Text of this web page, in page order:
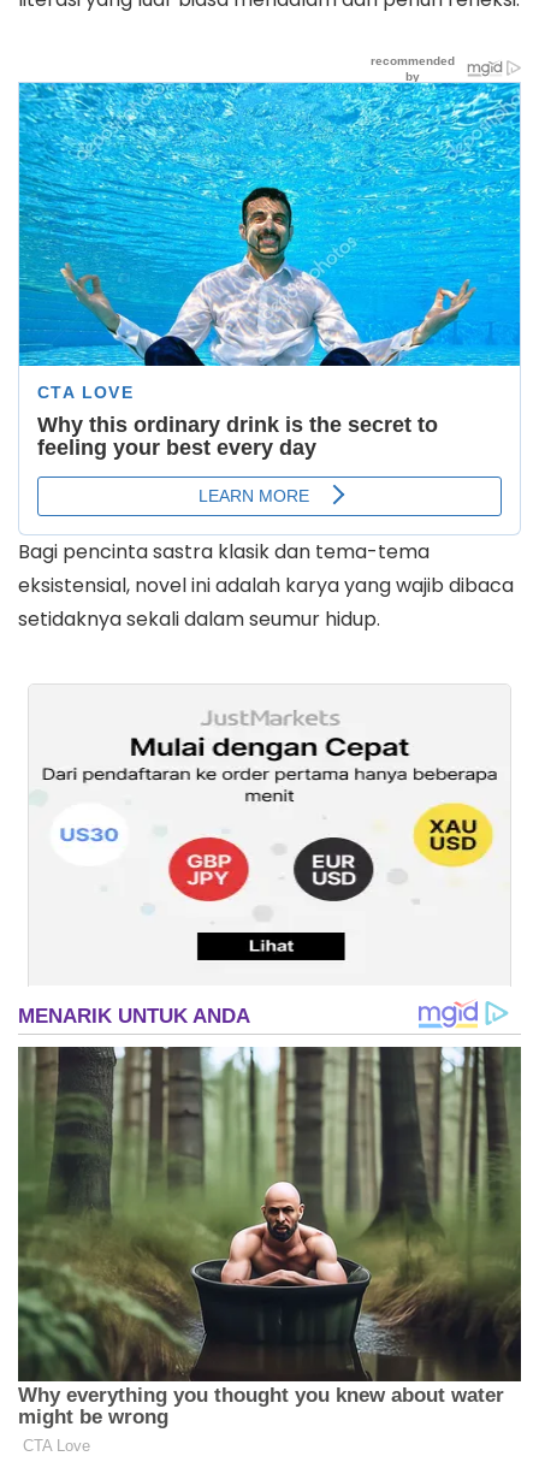
Bagi pencinta sastra klasik dan tema-tema
eksistensial, novel ini adalah karya yang wajib dibaca
setidaknya sekali dalam seumur hidup.